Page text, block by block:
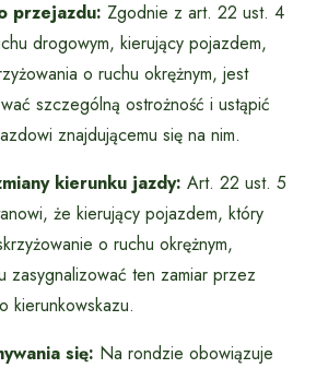
przejazdu: Zgodnie z art. 22 ust. 4
drogowym, kierujący pojazdem,
o ruchu okrężnym, jest
szczególną ostrożność i ustąpić
znajdującemu się na nim.
kierunku jazdy: Art. 22 ust. 5
że kierujący pojazdem, który
o ruchu okrężnym,
zasygnalizować ten zamiar przez
kierunkowskazu.
się: Na rondzie obowiązuje